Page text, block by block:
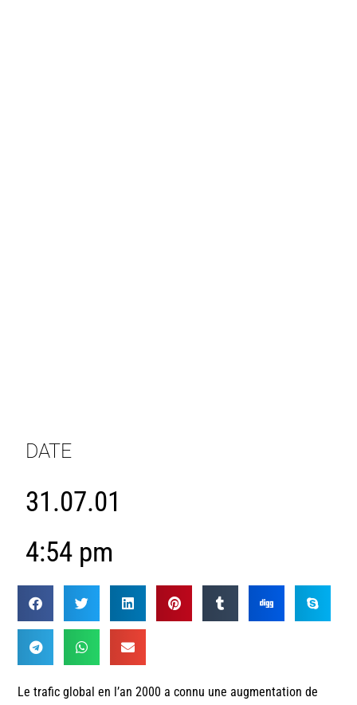
DATE
31.07.01
4:54 pm
Le trafic global en l’an 2000 a connu une augmentation de